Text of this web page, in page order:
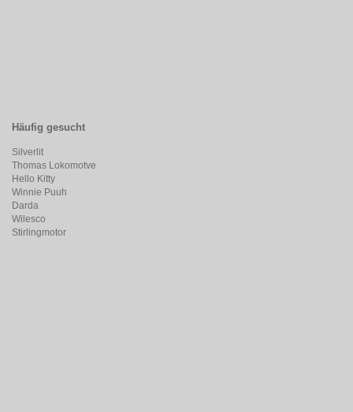
Häufig gesucht
Silverlit
Thomas Lokomotve
Hello Kitty
Winnie Puuh
Darda
Wilesco
Stirlingmotor